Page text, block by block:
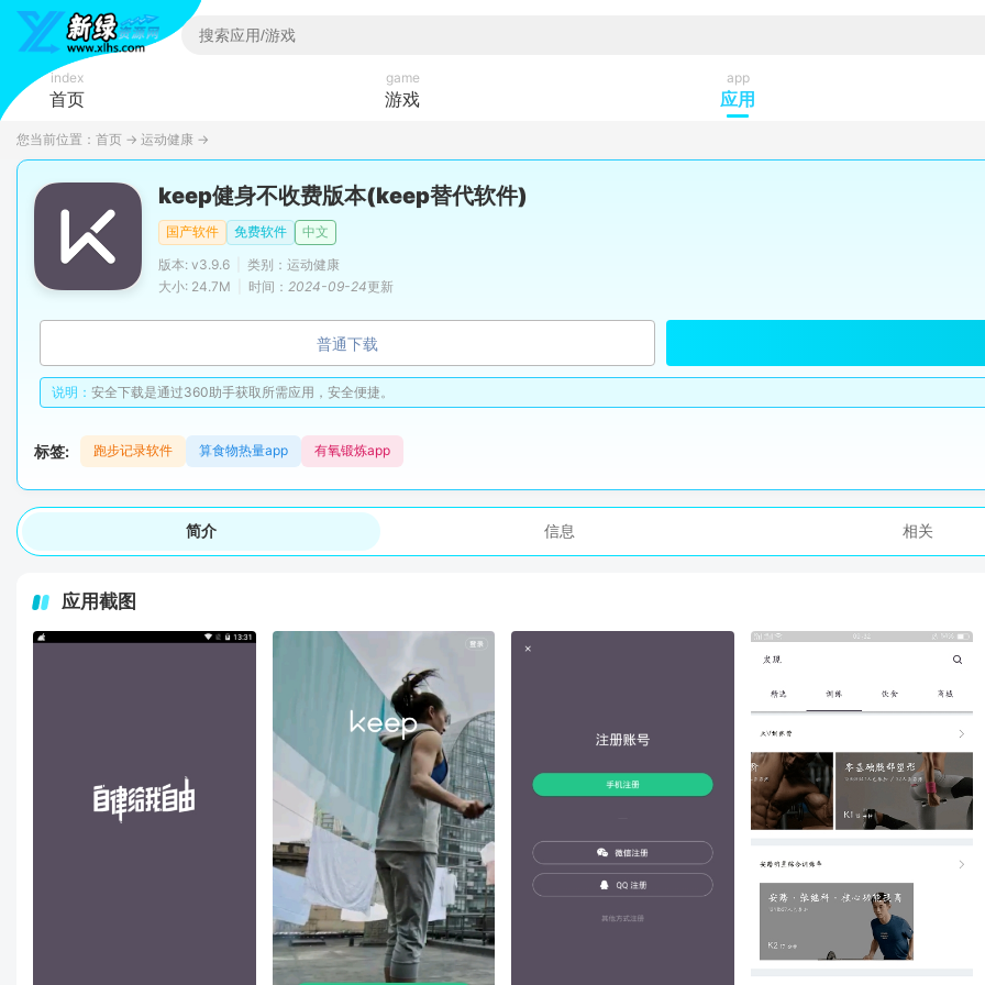
index
首页
game
游戏
app
应用
您当前位置： 首页 → 运动健康 →
keep健身不收费版本(keep替代软件)
国产软件 免费软件
中文
版本: v3.9.6
类别：运动健康
大小: 24.7M
时间： 2024-09-24更新
普通下载
说明： 安全下载是通过360助手获取所需应用，安全便捷。
标签: 跑步记录软件 算食物热量app 有氧锻炼app
简介 信息 相关
应用截图